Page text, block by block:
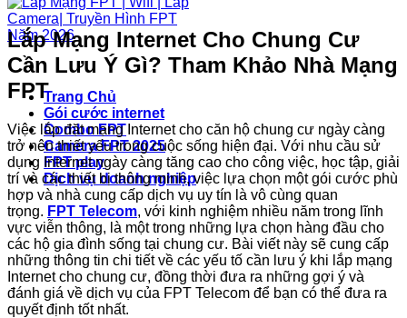
Trang Chủ
Gói cước internet
Combo FPT
Camera FPT 2025
FPT play
Dịch vụ doanh nghiệp
Lắp Mạng Internet Cho Chung Cư
Cần Lưu Ý Gì? Tham Khảo Nhà Mạng
FPT
Việc lắp đặt mạng Internet cho căn hộ chung cư ngày càng
trở nên thiết yếu trong cuộc sống hiện đại. Với nhu cầu sử
dụng Internet ngày càng tăng cao cho công việc, học tập, giải
trí và các thiết bị thông minh, việc lựa chọn một gói cước phù
hợp và nhà cung cấp dịch vụ uy tín là vô cùng quan
trọng. FPT Telecom, với kinh nghiệm nhiều năm trong lĩnh
vực viễn thông, là một trong những lựa chọn hàng đầu cho
các hộ gia đình sống tại chung cư. Bài viết này sẽ cung cấp
những thông tin chi tiết về các yếu tố cần lưu ý khi lắp mạng
Internet cho chung cư, đồng thời đưa ra những gợi ý và
đánh giá về dịch vụ của FPT Telecom để bạn có thể đưa ra
quyết định tốt nhất.